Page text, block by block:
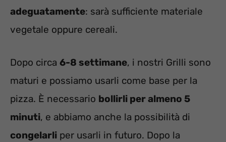
adeguatamente: sarà sufficiente materiale
vegetale oppure cereali.
Dopo circa 6-8 settimane, i nostri Grilli sono
maturi e possiamo usarli come base per la
pizza. È necessario bollirli per almeno 5
minuti, e abbiamo anche la possibilità di
congelarli per usarli in futuro. Dopo la